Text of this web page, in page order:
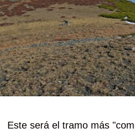
Este será el tramo más